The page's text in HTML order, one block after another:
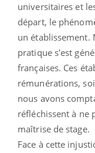
universitaires et
départ, le
un établissement.
pratique s'est
françaises. Ces
rémunérations,
nous avons
réfléchissent à ne
maîtrise de stage.
Face à cette